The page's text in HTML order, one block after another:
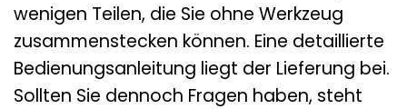
wenigen Teilen, die Sie ohne Werkzeug
zusammenstecken können. Eine detaillierte
Bedienungsanleitung liegt der Lieferung bei.
Sollten Sie dennoch Fragen haben, steht